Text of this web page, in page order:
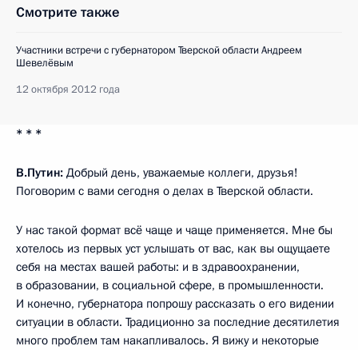
Смотрите также
Участники встречи с губернатором Тверской области Андреем
Шевелёвым
12 октября 2012 года
* * *
В.Путин: Добрый день, уважаемые коллеги, друзья!
Поговорим с вами сегодня о делах в Тверской области.
У нас такой формат всё чаще и чаще применяется. Мне бы
хотелось из первых уст услышать от вас, как вы ощущаете
себя на местах вашей работы: и в здравоохранении,
в образовании, в социальной сфере, в промышленности.
И конечно, губернатора попрошу рассказать о его видении
ситуации в области. Традиционно за последние десятилетия
много проблем там накапливалось. Я вижу и некоторые